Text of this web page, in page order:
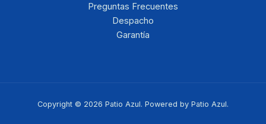
Preguntas Frecuentes
Despacho
Garantía
Copyright © 2026 Patio Azul. Powered by Patio Azul.